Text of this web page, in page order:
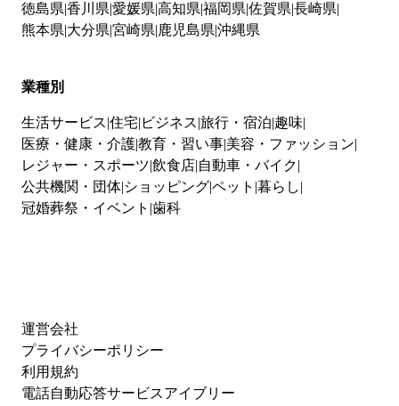
徳島県 香川県 愛媛県 高知県 福岡県 佐賀県 長崎県
熊本県 大分県 宮崎県 鹿児島県 沖縄県
業種別
生活サービス 住宅 ビジネス 旅行・宿泊 趣味
医療・健康・介護教育・習い事 美容・ファッション
レジャー・スポーツ 飲食店 自動車・バイク
公共機関・団体 ショッピングペット 暮らし
冠婚葬祭・イベント 歯科
運営会社
プライバシーポリシー
利用規約
電話自動応答サービスアイブリー